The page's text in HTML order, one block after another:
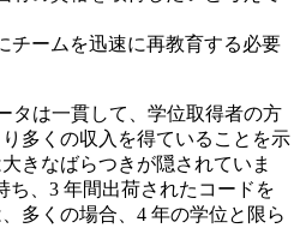
チームを迅速に再教育する必要
タは一貫して、学位取得者の方
多くの収入を得ていることを示
きなばらつきが隠されていま
ち、3 年間出荷されたコードを
多くの場合、4 年の学位と限ら